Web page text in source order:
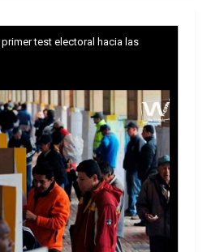
en mentiras. Había
incluso conocer el banquero
de los diálogos.
especulan sobre la
candidato de la extrema
presidenciales de
dificultad de que
presidente Luiz Inácio Lula
test electoral hacia las